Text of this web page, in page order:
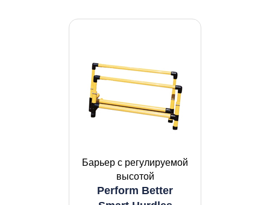
Барьер с регулируемой
высотой
Perform Better